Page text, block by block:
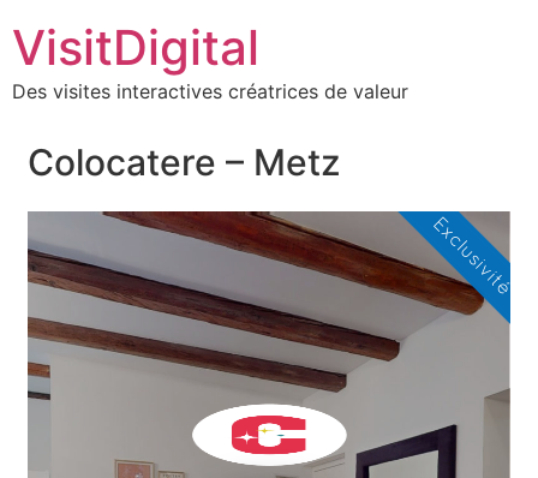
VisitDigital
Des visites interactives créatrices de valeur
Colocatere – Metz